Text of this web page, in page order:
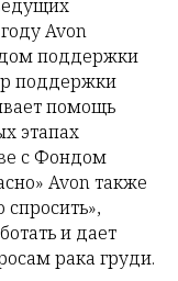
Avon
поддержки
поддержки
помощь
этапах
с Фондом
Avon также
спросить»,
и дает
рака груди.